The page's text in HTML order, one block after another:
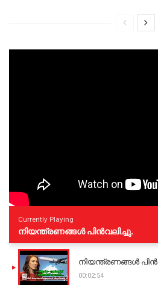
Currently Playing
നിയന്ത്രണങ്ങള്‍ പിന്‍വലിച്ചു.
നിയന്ത്രണങ്ങള്‍
00:02:54